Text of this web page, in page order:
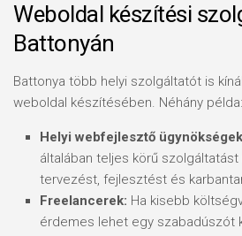
Weboldal készítési
Battonyán
Battonya több helyi szolgáltatót is
weboldal készítésében. Néhány példa:
Helyi webfejlesztő
általában teljes körű
tervezést, fejlesztést és
Freelancerek: Ha kisebb
érdemes lehet egy szabadúszót